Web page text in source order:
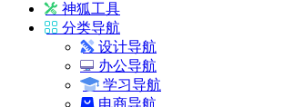
神狐工具
分类导航
设计导航
办公导航
学习导航
电商导航